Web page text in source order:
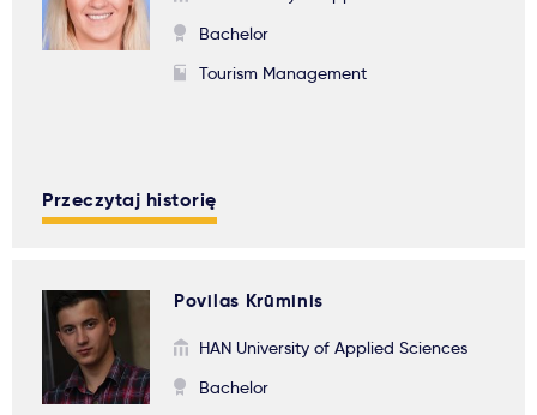
Bachelor
Tourism Management
Przeczytaj historię
Povilas Krūminis
HAN University of Applied Sciences
Bachelor